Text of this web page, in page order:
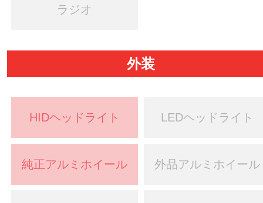
ラジオ
外装
HIDヘッドライト LEDヘッドライト
純正アルミホイール 外品アルミホイール